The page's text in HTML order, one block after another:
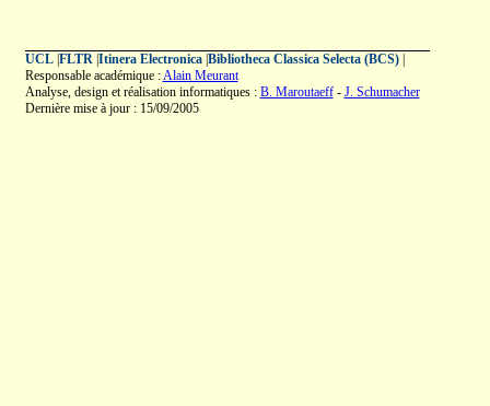
UCL| FLTR| Itinera Electronica| Bibliotheca Classica Selecta (BCS)|
Responsable académique :Alain Meurant
Analyse, design et réalisation informatiques : B. Maroutaeff- J. Schumacher
Dernière mise à jour : 15/09/2005